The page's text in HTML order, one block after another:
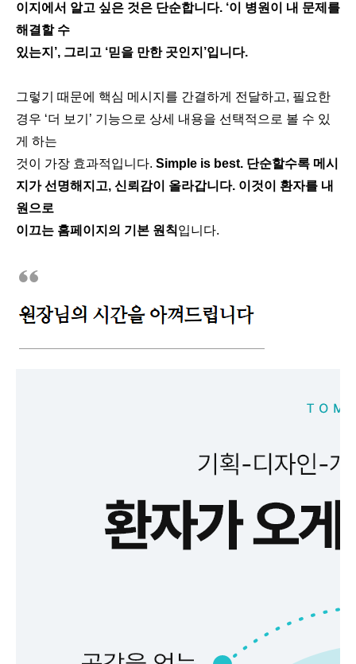
이지에서 알고 싶은 것은 단순합니다. ‘이 병원이 내 문제를
해결할 수
있는지’, 그리고 ‘믿을 만한 곳인지’입니다.
그렇기 때문에 핵심 메시지를 간결하게 전달하고, 필요한
경우 ‘더 보기’ 기능으로 상세 내용을 선택적으로 볼 수 있
게 하는
것이 가장 효과적입니다. Simple is best. 단순할수록 메시
지가 선명해지고, 신뢰감이 올라갑니다. 이것이 환자를 내
원으로
이끄는 홈페이지의 기본 원칙입니다.